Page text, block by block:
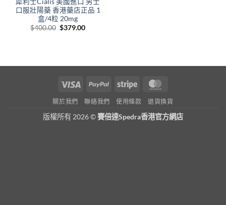
口服壯陽藥 香港藥店正品 1
盒/4粒 20mg
$400.00 Original
$379.00Current
Visa PayPal Stripe
關於我們 聯絡我們 使用條款 退貨換貨
版權所有 2026 ©賽倍達Spedra香港官方網店